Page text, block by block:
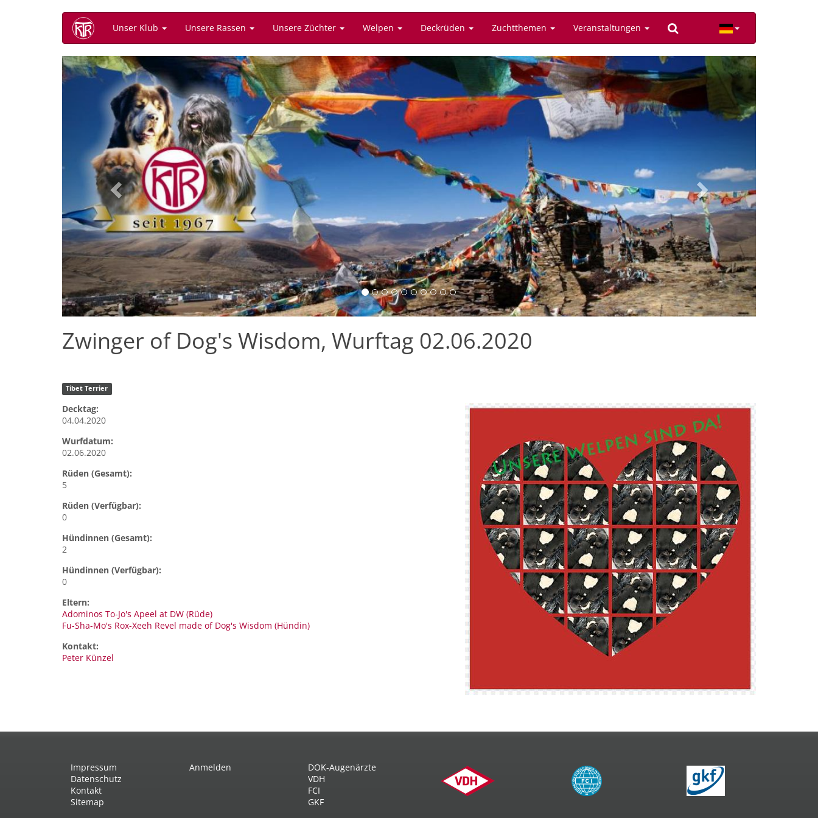
Unser Klub Unsere Rassen Unsere Züchter Welpen Deckrüden Zuchtthemen Veranstaltungen
Previous Next
Zwinger of Dog's Wisdom, Wurftag 02.06.2020
Tibet Terrier
Decktag:
04.04.2020
Wurfdatum:
02.06.2020
Rüden (Gesamt):
5
Rüden (Verfügbar):
0
Hündinnen (Gesamt):
2
Hündinnen (Verfügbar):
0
Eltern:
Adominos To-Jo's Apeel at DW (Rüde)
Fu-Sha-Mo's Rox-Xeeh Revel made of Dog's Wisdom (Hündin)
Kontakt:
Peter Künzel
Impressum
Datenschutz
Kontakt
Sitemap
Anmelden
DOK-Augenärzte
VDH
FCI
GKF